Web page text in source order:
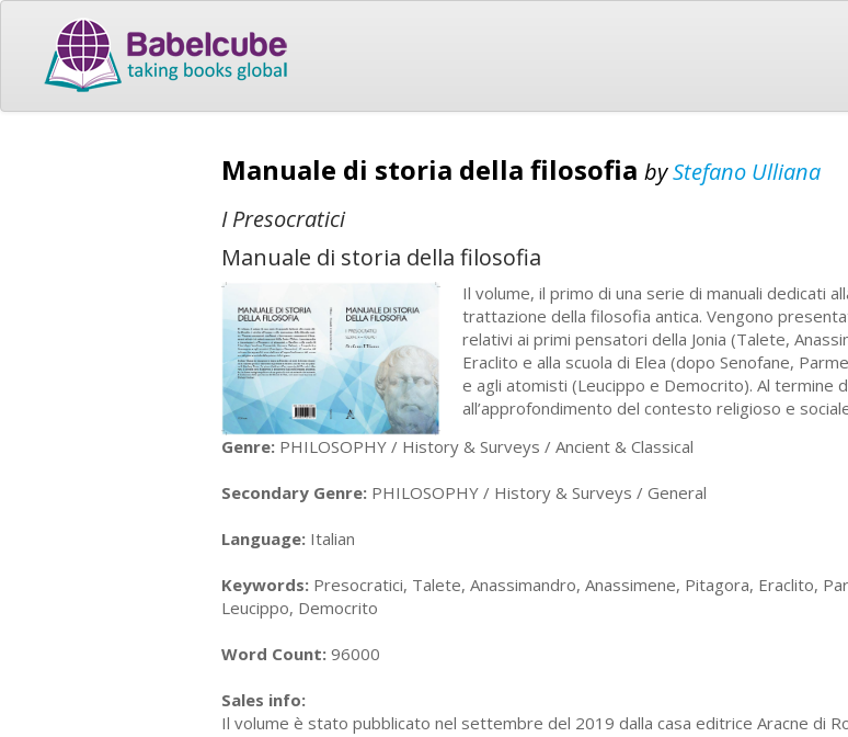
Manuale di storia della filosofia byStefano Ulliana
I Presocratici
Manuale di storia della filosofia
Il volume, il primo di una serie di manuali dedicati
trattazione della filosofia antica. Vengono
relativi ai primi pensatori della Jonia (Talete,
Eraclito e alla scuola di Elea (dopo Senofane,
e agli atomisti (Leucippo e Democrito). Al termine
all’approfondimento del contesto religioso e
Genre: PHILOSOPHY / History & Surveys / Ancient & Classical
Secondary Genre: PHILOSOPHY / History & Surveys / General
Language: Italian
Keywords: Presocratici, Talete, Anassimandro, Anassimene, Pitagora, Eraclito,
Leucippo, Democrito
Word Count: 96000
Sales info:
Il volume è stato pubblicato nel settembre del 2019 dalla casa editrice Aracne di